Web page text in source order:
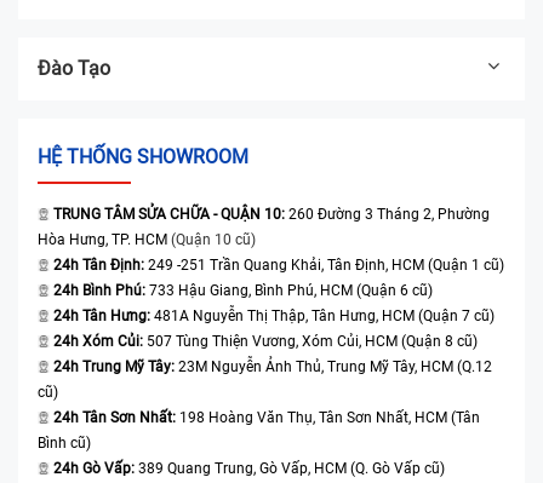
Đào Tạo
HỆ THỐNG SHOWROOM
TRUNG TÂM SỬA CHỮA - QUẬN 10: 260 Đường 3 Tháng 2, Phường
Hòa Hưng, TP. HCM (Quận 10 cũ)
24h Tân Định: 249 -251 Trần Quang Khải, Tân Định, HCM (Quận 1 cũ)
24h Bình Phú: 733 Hậu Giang, Bình Phú, HCM (Quận 6 cũ)
24h Tân Hưng: 481A Nguyễn Thị Thập, Tân Hưng, HCM (Quận 7 cũ)
24h Xóm Củi: 507 Tùng Thiện Vương, Xóm Củi, HCM (Quận 8 cũ)
24h Trung Mỹ Tây: 23M Nguyễn Ảnh Thủ, Trung Mỹ Tây, HCM (Q.12
cũ)
24h Tân Sơn Nhất: 198 Hoàng Văn Thụ, Tân Sơn Nhất, HCM (Tân
Bình cũ)
24h Gò Vấp: 389 Quang Trung, Gò Vấp, HCM (Q. Gò Vấp cũ)